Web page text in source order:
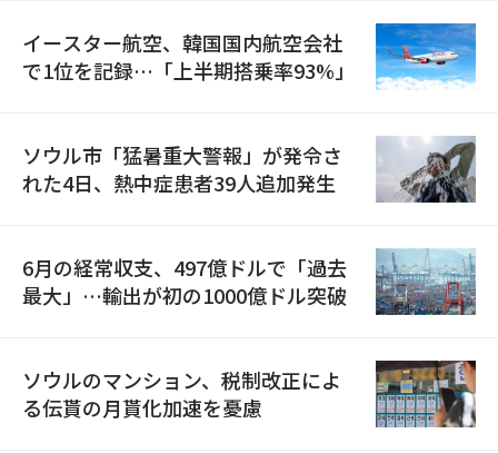
イースター航空、韓国国内航空会社
で1位を記録…「上半期搭乗率93%」
ソウル市「猛暑重大警報」が発令さ
れた4日、熱中症患者39人追加発生
6月の経常収支、497億ドルで「過去
最大」…輸出が初の1000億ドル突破
ソウルのマンション、税制改正によ
る伝貰の月貰化加速を憂慮